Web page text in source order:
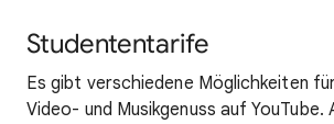
Studententarife
Es gibt verschiedene Möglichkeiten
Video- und Musikgenuss auf YouTube.